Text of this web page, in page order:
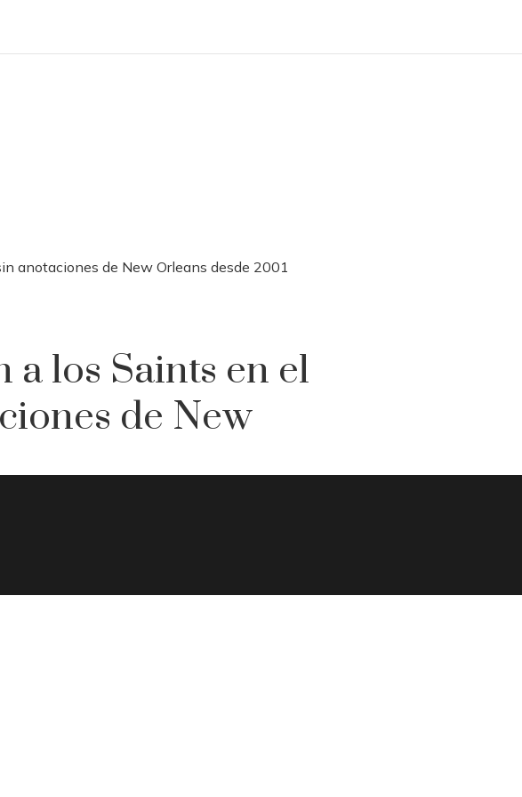
anotaciones de New Orleans desde 2001
los Saints en el
de New